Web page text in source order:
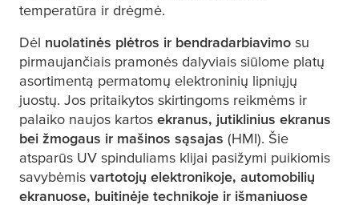
temperatūra ir drėgmė.
Dėl nuolatinės plėtros ir bendradarbiavimo su
pirmaujančiais pramonės dalyviais siūlome platų
asortimentą permatomų elektroninių lipniųjų
juostų. Jos pritaikytos skirtingoms reikmėms ir
palaiko naujos kartos ekranus, jutiklinius ekranus
bei žmogaus ir mašinos sąsajas (HMI). Šie
atsparūs UV spinduliams klijai pasižymi puikiomis
savybėmis vartotojų elektronikoje, automobilių
ekranuose, buitinėje technikoje ir išmaniuose